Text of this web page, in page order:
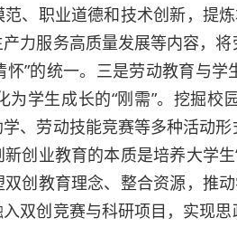
、职业道德和技术创新，提
力服务高质量发展等内容，
怀”的统一。三是劳动教育与
学生成长的“刚需”。挖掘
、劳动技能竞赛等多种活动
创业教育的本质是培养大学
创教育理念、整合资源，推
双创竞赛与科研项目，实现